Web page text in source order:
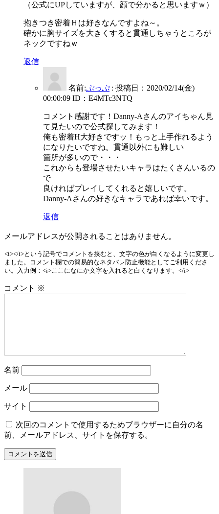
（公式にUPしていますが、顔で分かると思いますｗ）
抱きつき密着Ｈは好きなんですよね～。
確かに胸サイズを大きくすると貫通しちゃうところが
ネックですねｗ
返信
名前:ぷっぷ: 投稿日：2020/02/14(金)
00:00:09 ID：E4MTc3NTQ
コメント感謝です！Danny-Aさんのアイちゃん見
て見たいので公式探してみます！
俺も密着H大好きですッ！もっと上手作れるよう
になりたいですね。貫通以外にも難しい
箇所が多いので・・・
これからも登場させたいキャラはたくさんいるの
で
良ければプレイしてくれると嬉しいです。
Danny-Aさんの好きなキャラであれば幸いです。
返信
メールアドレスが公開されることはありません。
<i></i>という記号でコメントを挟むと、文字の色が白くなるように変更し
ました。コメント欄での簡易的なネタバレ防止機能としてご利用くださ
い。入力例：<i>ここになにか文字を入れると白くなります。</i>
コメント ※
名前
メール
サイト
次回のコメントで使用するためブラウザーに自分の名
前、メールアドレス、サイトを保存する。